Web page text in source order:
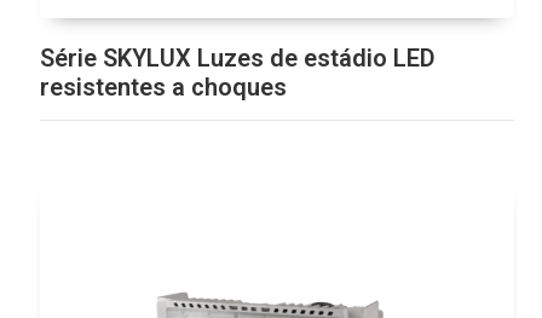
Série SKYLUX Luzes de estádio LED
resistentes a choques